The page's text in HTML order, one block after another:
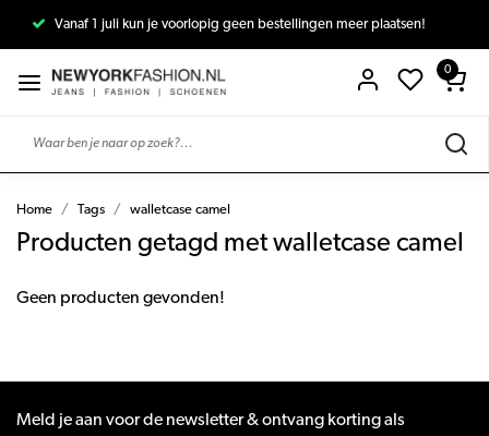
Vanaf 1 juli kun je voorlopig geen bestellingen meer plaatsen!
0
Home Tags walletcase camel
Producten getagd met walletcase camel
Geen producten gevonden!
Meld je aan voor de newsletter & ontvang korting als